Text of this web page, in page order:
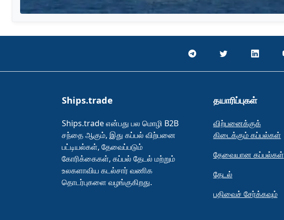
Ships.trade
Ships.trade என்பது பல மொழி B2B
சந்தை ஆகும், இது கப்பல் விற்பனை
பட்டியல்கள், தேவைப்படும்
கோரிக்கைகள், கப்பல் தேடல் மற்றும்
உலகளாவிய கடல்சார் வணிக
தொடர்புகளை வழங்குகிறது.
தயாரிப்புகள்
விற்பனைக்குக்
கிடைக்கும் கப்பல்கள்
தேவையான கப்பல்கள்
தேடல்
பதிவைச் சேர்க்கவும்